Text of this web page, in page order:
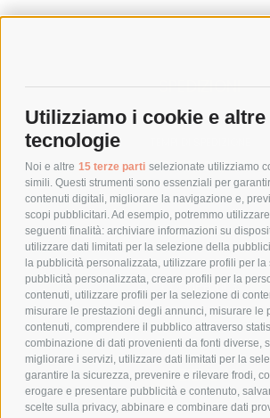
Utilizziamo i cookie e altre
tecnologie
Noi e altre 15 terze parti selezionate utilizziamo
simili. Questi strumenti sono essenziali per
contenuti digitali, migliorare la navigazione e,
scopi pubblicitari. Ad esempio, potremmo
seguenti finalità: archiviare informazioni su
utilizzare dati limitati per la selezione della
la pubblicità personalizzata, utilizzare profili per la
pubblicità personalizzata, creare profili per la
contenuti, utilizzare profili per la selezione di
misurare le prestazioni degli annunci, misurare le
contenuti, comprendere il pubblico attraverso
combinazione di dati provenienti da fonti diverse,
migliorare i servizi, utilizzare dati limitati per la
garantire la sicurezza, prevenire e rilevare frodi,
erogare e presentare pubblicità e contenuto,
scelte sulla privacy, abbinare e combinare dati
SPEDIZIONI
COSTI DI SPEDIZIONE
POLITICA DI RESO
POLICY
PRIVACY POLICY
COOKIE POLICY
PAGAMENTI SICURI
AZIENDA
CHI SIAMO